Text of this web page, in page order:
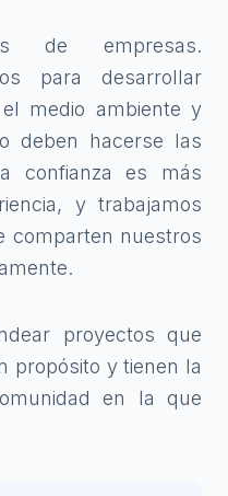
de empresas.
para desarrollar
medio ambiente y
deben hacerse las
confianza es más
y trabajamos
comparten nuestros
proyectos que
propósito y tienen la
en la que